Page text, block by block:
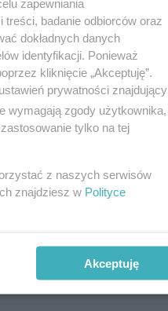
zapewniania
badanie odbiorców oraz
dokładnych danych
identyfikacji. Ponieważ
kliknięcie „Akceptuję”.
prywatności znajdujący
wymagają zgody użytkownika,
tylko na tej
z naszych serwisów
znajdziesz w Polityce
Akceptuję